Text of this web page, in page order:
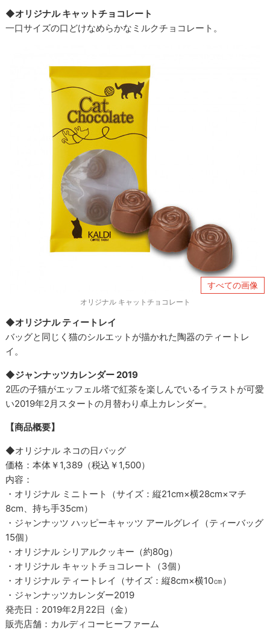
◆オリジナル キャットチョコレート
一口サイズの口どけなめらかなミルクチョコレート。
すべての画像
オリジナル キャットチョコレート
◆オリジナル ティートレイ
バッグと同じく猫のシルエットが描かれた陶器のティートレ
イ。
◆ジャンナッツカレンダー 2019
2匹の子猫がエッフェル塔で紅茶を楽しんでいるイラストが可愛
い2019年2月スタートの月替わり卓上カレンダー。
【商品概要】
◆オリジナル ネコの日バッグ
価格：本体￥1,389（税込￥1,500）
内容：
・オリジナル ミニトート（サイズ：縦21cm×横28cm×マチ
8cm、持ち手35cm）
・ジャンナッツ ハッピーキャッツ アールグレイ（ティーバッグ
15個）
・オリジナル シリアルクッキー（約80g）
・オリジナル キャットチョコレート（3個）
・オリジナル ティートレイ（サイズ：縦8cm×横10㎝）
・ジャンナッツカレンダー2019
発売日：2019年2月22日（金）
販売店舗：カルディコーヒーファーム